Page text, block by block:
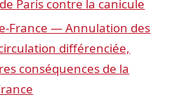
Paris contre la canicule
France — Annulation des
différenciée,
conséquences de la